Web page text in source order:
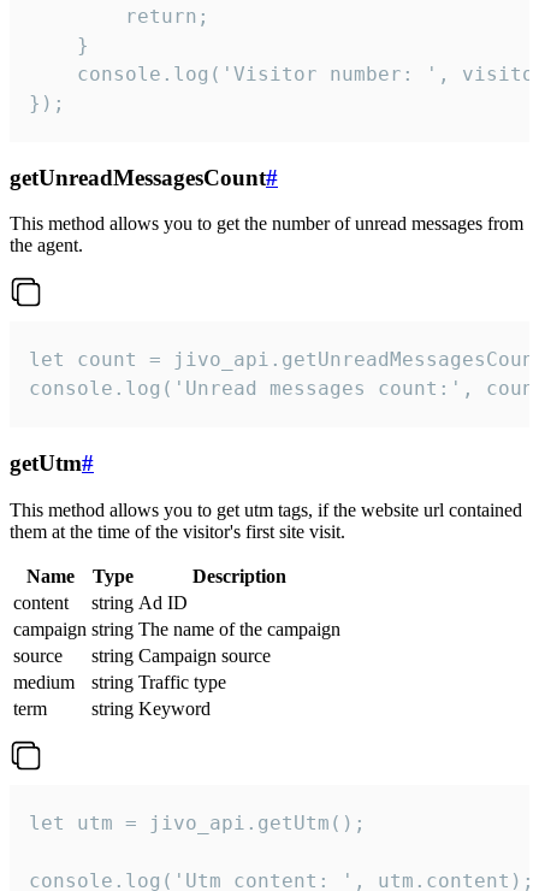
        return;
    }
console.log('Visitor number: ',
});
getUnreadMessagesCount#
This method allows you to get the number of unread messages from
the agent.
let count =
console.log('Unread messages count:',
getUtm#
This method allows you to get utm tags, if the website url contained
them at the time of the visitor's first site visit.
Name Type
Description
content
string Ad ID
campaign string The name of the campaign
source
string Campaign source
medium
string Traffic type
term
string Keyword
let utm = jivo_api.getUtm();
console.log('Utm content: ', utm.content);